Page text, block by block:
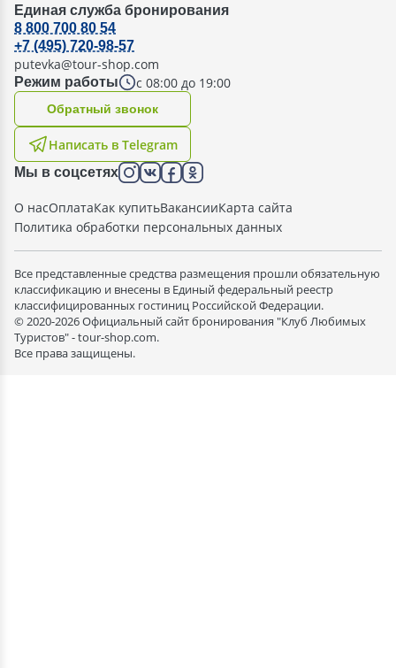
Единая служба бронирования
Режим работы с 08:00 до 19:00
8 800 700 80 54
+7 (495) 720-98-57
putevka@tour-shop.com
Написать в Telegram
Oбратный звонок
Мы в соцсетях
О насОплатаКак купитьВакансииКарта сайта
Политика обработки персональных данных
Все представленные средства размещения прошли обязательную
классификацию и внесены в Единый федеральный реестр
классифицированных гостиниц Российской Федерации.
© 2020-2026 Официальный сайт бронирования "Клуб Любимых
Туристов" - tour-shop.com.
Все права защищены.